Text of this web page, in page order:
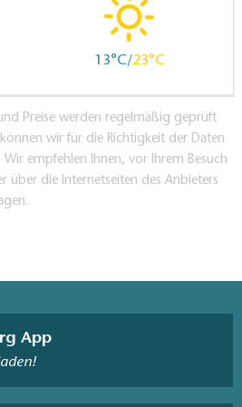
13 23
Preise werden regelmäßig geprüft
wir für die Richtigkeit der Daten
empfehlen Ihnen, vor Ihrem Besuch
über die Internetseiten des Anbieters
App